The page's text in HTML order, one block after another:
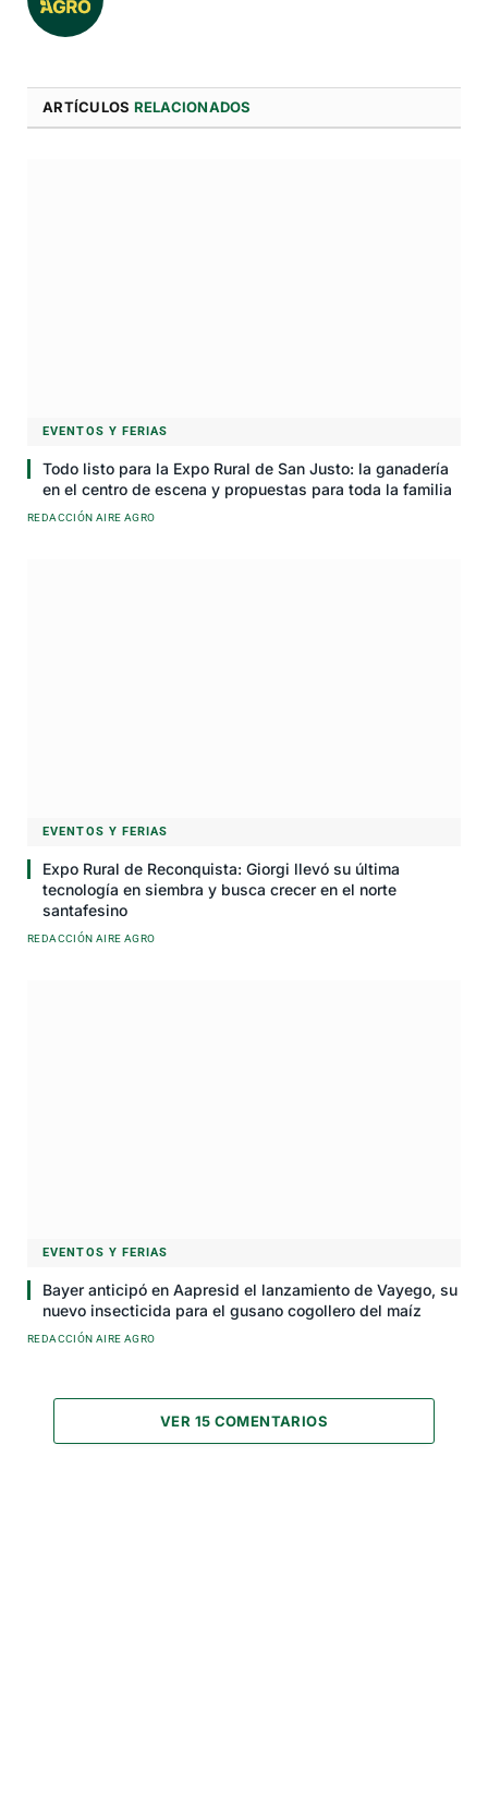
ARTÍCULOS RELACIONADOS
EVENTOS Y FERIAS
Todo listo para la Expo Rural de San Justo: la ganadería
en el centro de escena y propuestas para toda la familia
REDACCIÓN AIRE AGRO
EVENTOS Y FERIAS
Expo Rural de Reconquista: Giorgi llevó su última
tecnología en siembra y busca crecer en el norte
santafesino
REDACCIÓN AIRE AGRO
EVENTOS Y FERIAS
Bayer anticipó en Aapresid el lanzamiento de Vayego, su
nuevo insecticida para el gusano cogollero del maíz
REDACCIÓN AIRE AGRO
VER 15 COMENTARIOS